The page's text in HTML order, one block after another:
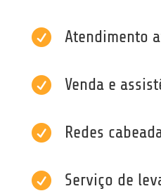
 Atendimento
 Venda e
 Redes
 Serviço de